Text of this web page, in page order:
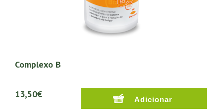
Complexo B
13,50€